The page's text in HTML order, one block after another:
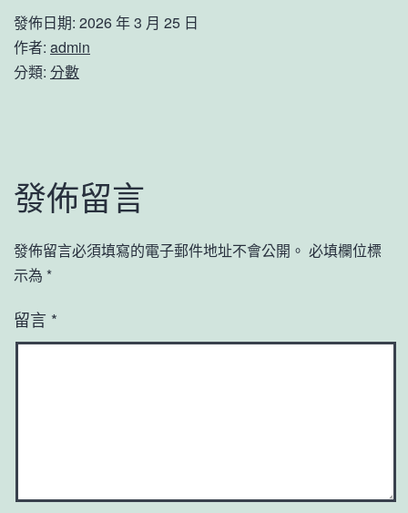
發佈日期: 2026 年 3 月 25 日
作者: admin
分類: 分數
發佈留言
發佈留言必須填寫的電子郵件地址不會公開。 必填欄位標
示為 *
留言 *